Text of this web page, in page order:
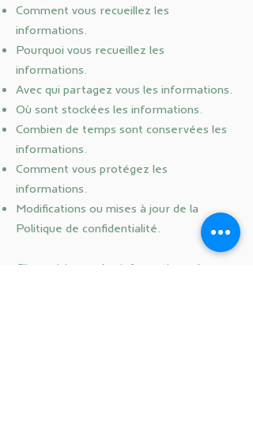
Comment vous recueillez les
informations.
Pourquoi vous recueillez les
informations.
Avec qui partagez vous les informations.
Où sont stockées les informations.
Combien de temps sont conservées les
informations.
Comment vous protégez les
informations.
Modifications ou mises à jour de la
Politique de confidentialité.
Cliquez ici pour des informations plus